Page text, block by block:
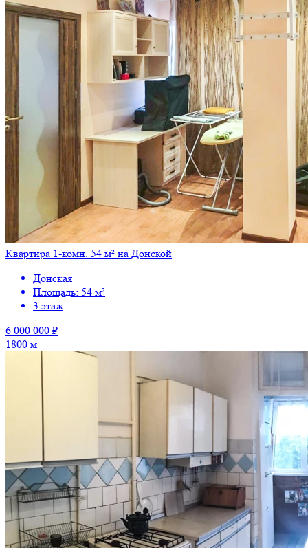
Квартира 1-комн. 54 м² на Донской
Донская
Площадь: 54 м²
3 этаж
6 000 000 ₽
1800 м